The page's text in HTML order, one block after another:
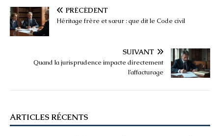
PRÉCÉDENT
Héritage frère et sœur : que dit le Code civil
SUIVANT
Quand la jurisprudence impacte directement
l’affacturage
ARTICLES RÉCENTS